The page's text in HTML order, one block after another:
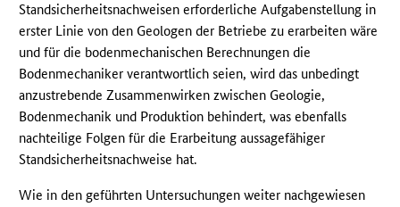
Standsicherheitsnachweisen erforderliche Aufgabenstellung in
erster Linie von den Geologen der Betriebe zu erarbeiten wäre
und für die bodenmechanischen Berechnungen die
Bodenmechaniker verantwortlich seien, wird das unbedingt
anzustrebende Zusammenwirken zwischen Geologie,
Bodenmechanik und Produktion behindert, was ebenfalls
nachteilige Folgen für die Erarbeitung aussagefähiger
Standsicherheitsnachweise hat.
Wie in den geführten Untersuchungen weiter nachgewiesen